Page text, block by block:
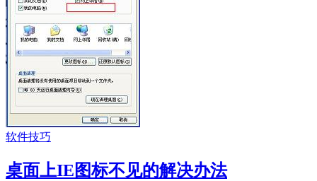
软件技巧
桌面上IE图标不见的解决办法